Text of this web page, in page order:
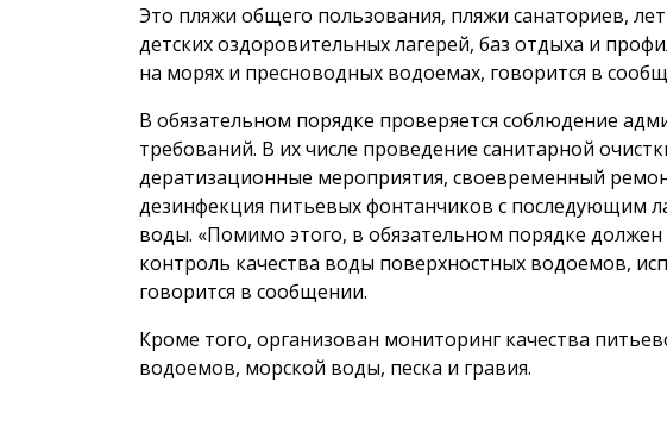
Это пляжи общего пользования, пляжи санаториев,
детских оздоровительных лагерей, баз отдыха и
на морях и пресноводных водоемах, говорится в
В обязательном порядке проверяется соблюдение
требований. В их числе проведение санитарной
дератизационные мероприятия, своевременный
дезинфекция питьевых фонтанчиков с последующим
воды. «Помимо этого, в обязательном порядке
контроль качества воды поверхностных водоемов,
говорится в сообщении.
Кроме того, организован мониторинг качества
водоемов, морской воды, песка и гравия.